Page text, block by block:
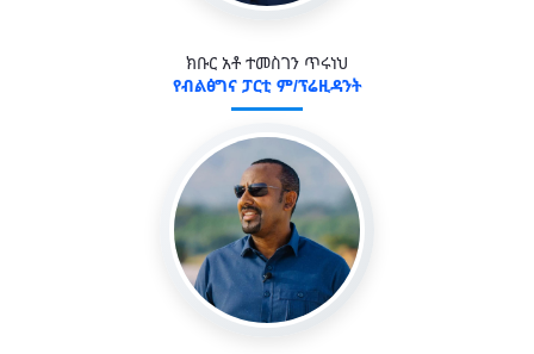
ክቡር አቶ ተመስገን ጥሩነህ
የብልፅግና ፓርቲ ም/ፕሬዚዳንት